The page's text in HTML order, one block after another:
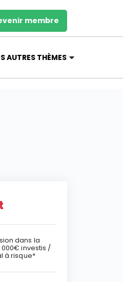
membre
AUTRES THÈMES
dans la
000€ investis /
à risque*